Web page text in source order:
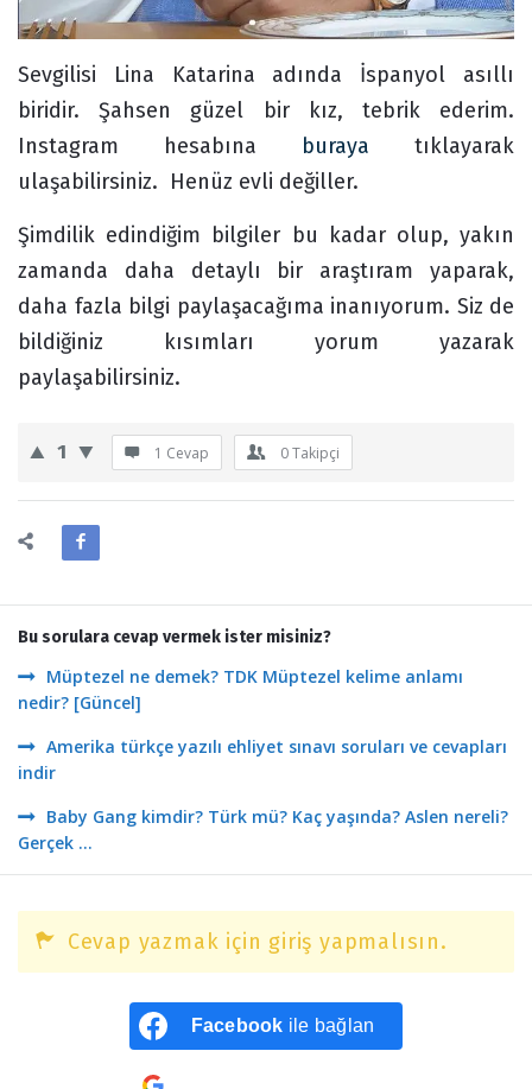
Sevgilisi Lina Katarina adında İspanyol asıllı
biridir. Şahsen güzel bir kız, tebrik ederim.
Instagram hesabına buraya tıklayarak
ulaşabilirsiniz. Henüz evli değiller.
Şimdilik edindiğim bilgiler bu kadar olup, yakın
zamanda daha detaylı bir araştıram yaparak,
daha fazla bilgi paylaşacağıma inanıyorum. Siz de
bildiğiniz kısımları yorum yazarak
paylaşabilirsiniz.
1 1 Cevap 0Takipçi
Bu sorulara cevap vermek ister misiniz?
Müptezel ne demek? TDK Müptezel kelime anlamı
nedir? [Güncel]
Amerika türkçe yazılı ehliyet sınavı soruları ve cevapları
indir
Baby Gang kimdir? Türk mü? Kaç yaşında? Aslen nereli?
Gerçek ...
Cevap yazmak için giriş yapmalısın.
Facebook ile bağlan